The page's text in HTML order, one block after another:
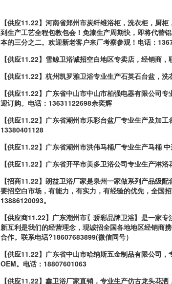
【供应11.22】河南省郑州市炭纤维浴柜，洗衣柜，厨柜
到生产工艺全程包教包会！免漆生产周期快，即将代替
本的三分之二。欢迎新老客户来厂考察参观！电话：
【供应11.22】雪鲸卫浴诚招空白地区专卖店，经销商，
【供应11.22】杭州凯罗雅卫浴专业生产石英石台盆，洗
【供应11.22】广东省中山市中山市柏强电器有限公司专
迎订购。电话：13631122698余奕辉
【供应11.22】广东省潮州市乐彩台盆厂专业生产及加工
13380401128
【供应11.22】广东省潮州市洪伟马桶厂专业生产马桶
【供应11.22】广东省开平市美多卫浴公司专业生产淋浴
【招商11.22】朗益卫浴厂家是泉州一家做系列产品级
要招空白市场，有能力，有实力，有经验的优先，全国
13886120093。
【供应商11.22】广东潮州市〖骄彩品牌卫浴〗是一家专
新互利是我们的经营理念，现诚招全国各地地区经销商
合作。联系电话?18607683899(微信同号）
【供应11.22】广东省中山市哈纳斯五金制品有限公司，
OEM。电话：18807601063
【供应11.22】鑫卫浴厂家直销，专业生产仿古龙头花洒